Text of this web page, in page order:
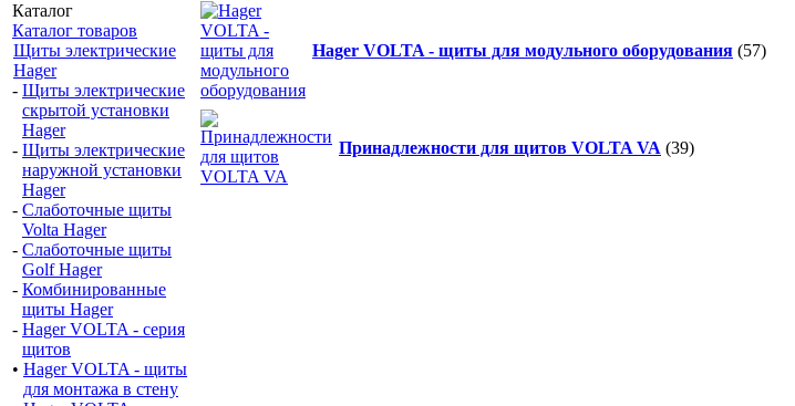
Каталог
Каталог товаров
Щиты электрические
Hager
- Щиты электрические
скрытой установки
Hager
- Щиты электрические
наружной установки
Hager
- Слаботочные щиты
Volta Hager
- Слаботочные щиты
Golf Hager
- Комбинированные
щиты Hager
- Hager VOLTA - серия
щитов
• Hager VOLTA - щиты
для монтажа в стену
Hager VOLTA - щиты для модульного оборудования (57)
Принадлежности для щитов VOLTA VA (39)